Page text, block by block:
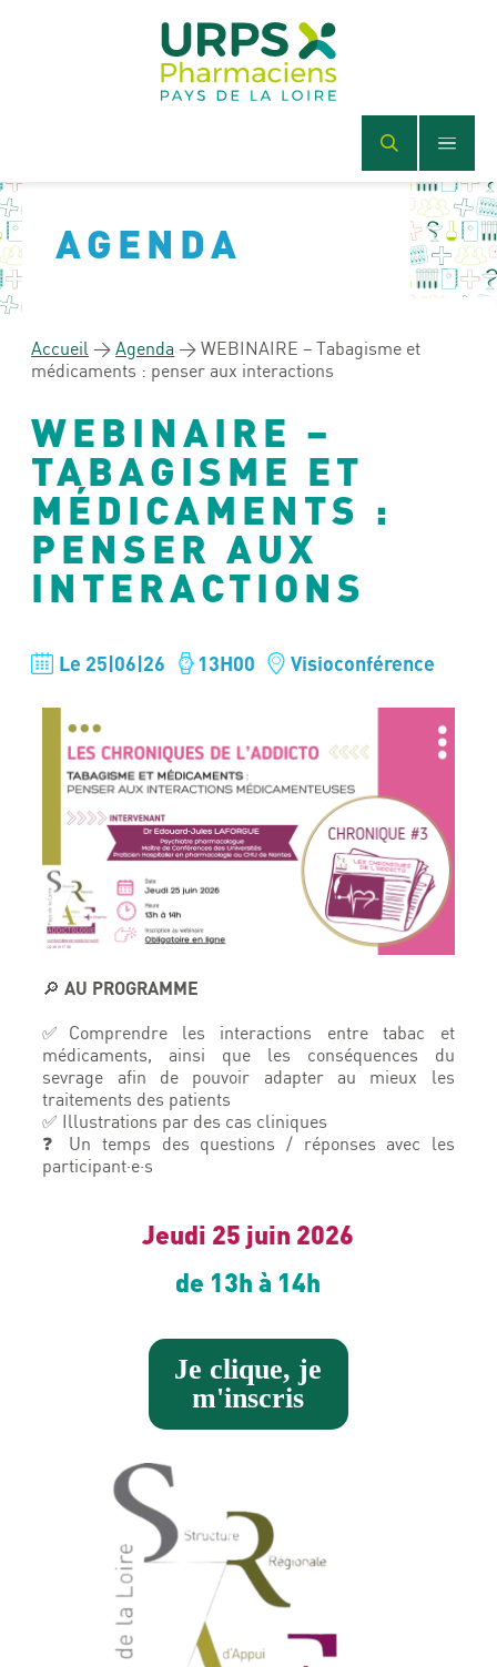
AGENDA
Accueil >Agenda >WEBINAIRE – Tabagisme et
médicaments : penser aux interactions
WEBINAIRE –
TABAGISME ET
MÉDICAMENTS :
PENSER AUX
INTERACTIONS
Le 25|06|26 13H00 Visioconférence
🔎AU PROGRAMME
✅Comprendre les interactions entre tabac et
médicaments, ainsi que les conséquences du
sevrage afin de pouvoir adapter au mieux les
traitements des patients
✅ Illustrations par des cas cliniques
❓ Un temps des questions / réponses avec les
participant·e·s
Jeudi 25 juin 2026
de 13h à 14h
Je clique, je
m'inscris